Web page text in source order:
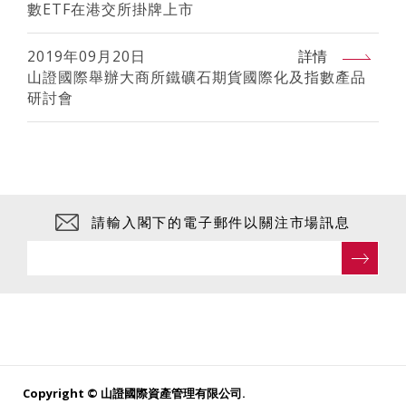
數ETF在港交所掛牌上市
2019年09月20日
山證國際舉辦大商所鐵礦石期貨國際化及指數產品
研討會
詳情
請輸入閣下的電子郵件以關注市場訊息
Copyright © 山證國際資產管理有限公司.